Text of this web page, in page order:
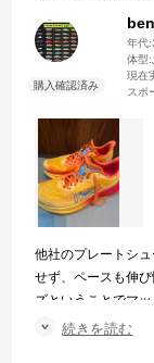
年代:
体型:
現在
スポ
他社のプレートシ
せず、ペースも伸
ズということでマ
は全く痛くならず
続きを読む